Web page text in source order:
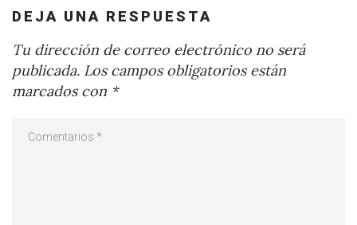
DEJA UNA RESPUESTA
Tu dirección de correo electrónico no será
publicada. Los campos obligatorios están
marcados con *